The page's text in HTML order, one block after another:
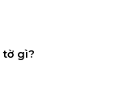
tờ gì?